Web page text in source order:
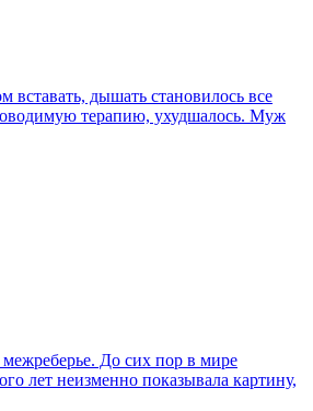
вставать, дышать становилось все
терапию, ухудшалось. Муж
До сих пор в мире
лет неизменно показывала картину,